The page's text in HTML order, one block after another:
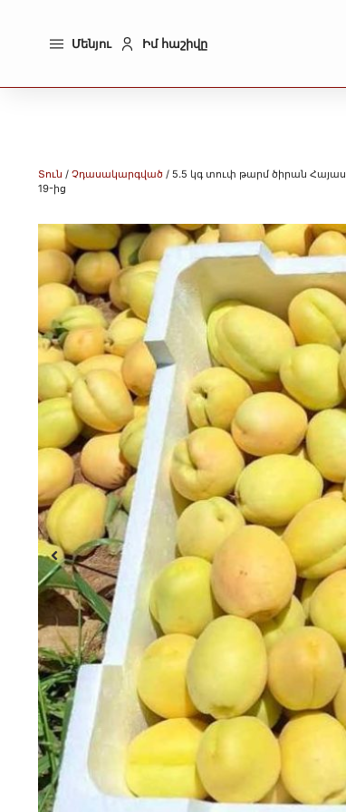
Մենյու Իմ հաշիվը
Տուն / Չդասակարգված / 5.5 կգ տուփ թարմ ծիրան
19-ից